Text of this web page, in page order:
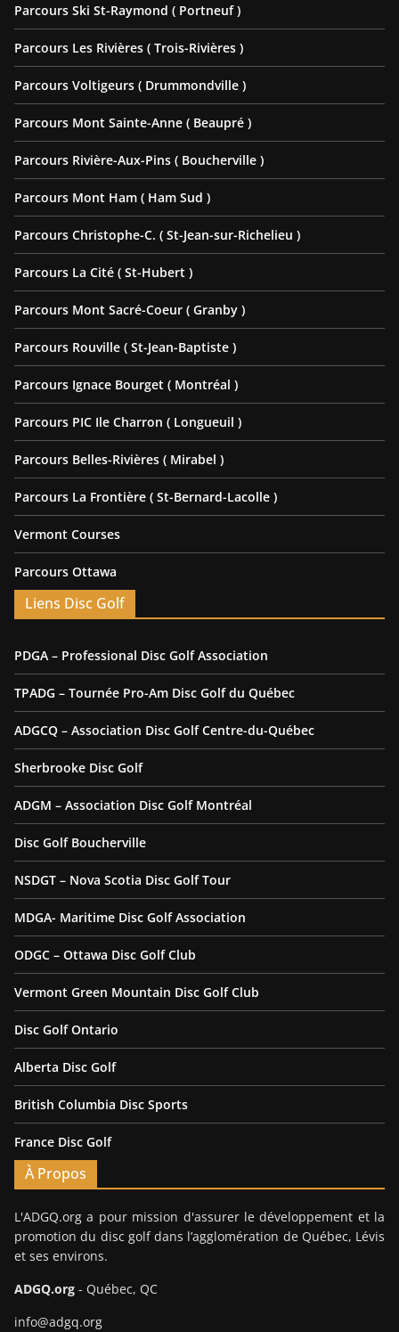
Parcours Ski St-Raymond ( Portneuf )
Parcours Les Rivières ( Trois-Rivières )
Parcours Voltigeurs ( Drummondville )
Parcours Mont Sainte-Anne ( Beaupré )
Parcours Rivière-Aux-Pins ( Boucherville )
Parcours Mont Ham ( Ham Sud )
Parcours Christophe-C. ( St-Jean-sur-Richelieu )
Parcours La Cité ( St-Hubert )
Parcours Mont Sacré-Coeur ( Granby )
Parcours Rouville ( St-Jean-Baptiste )
Parcours Ignace Bourget ( Montréal )
Parcours PIC Ile Charron ( Longueuil )
Parcours Belles-Rivières ( Mirabel )
Parcours La Frontière ( St-Bernard-Lacolle )
Vermont Courses
Parcours Ottawa
Liens Disc Golf
PDGA – Professional Disc Golf Association
TPADG – Tournée Pro-Am Disc Golf du Québec
ADGCQ – Association Disc Golf Centre-du-Québec
Sherbrooke Disc Golf
ADGM – Association Disc Golf Montréal
Disc Golf Boucherville
NSDGT – Nova Scotia Disc Golf Tour
MDGA- Maritime Disc Golf Association
ODGC – Ottawa Disc Golf Club
Vermont Green Mountain Disc Golf Club
Disc Golf Ontario
Alberta Disc Golf
British Columbia Disc Sports
France Disc Golf
À Propos
L'ADGQ.org a pour mission d'assurer le développement et la
promotion du disc golf dans l’agglomération de Québec, Lévis
et ses environs.
ADGQ.org - Québec, QC
info@adgq.org